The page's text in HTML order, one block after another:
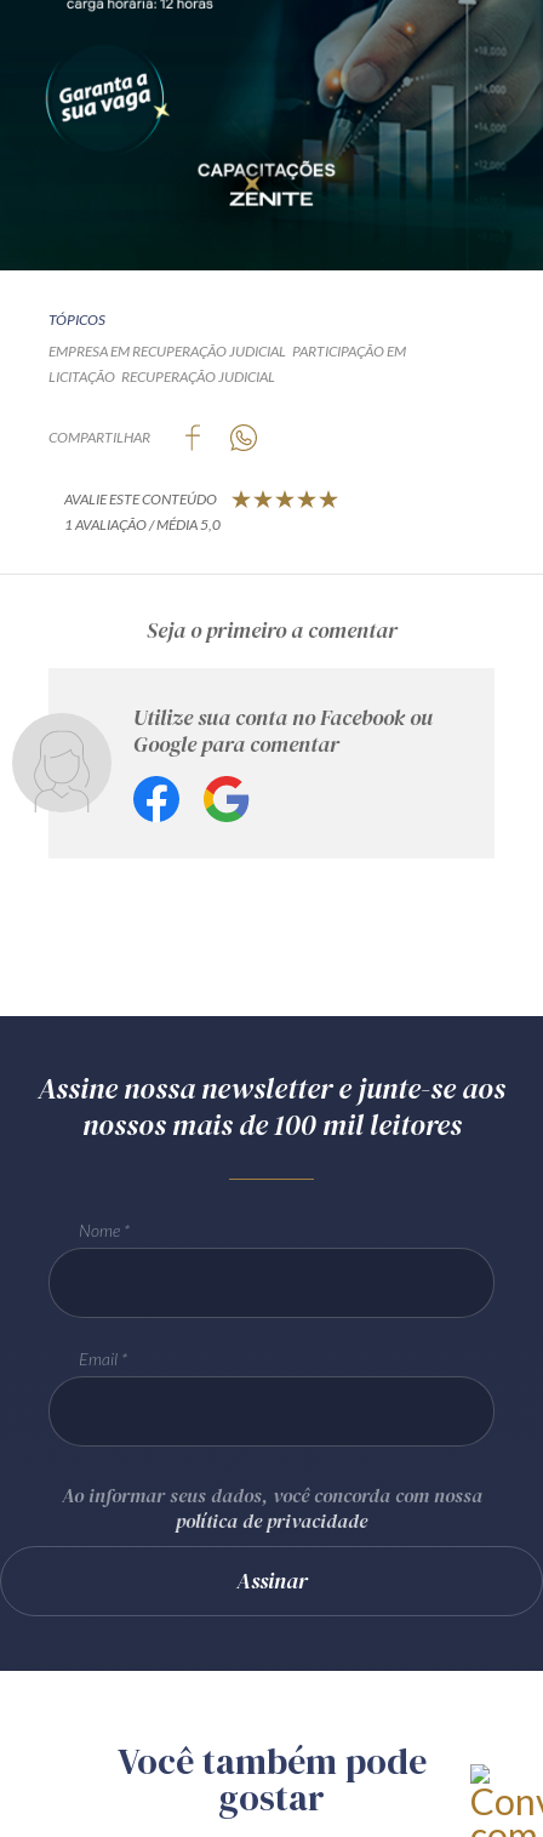
TÓPICOS
EMPRESA EM RECUPERAÇÃO JUDICIAL PARTICIPAÇÃO EM
LICITAÇÃO RECUPERAÇÃO JUDICIAL
COMPARTILHAR
AVALIE ESTE CONTEÚDO
1 AVALIAÇÃO / MÉDIA 5,0
Seja o primeiro a comentar
Utilize sua conta no Facebook ou
Google para comentar
Assine nossa newsletter e junte-se aos
nossos mais de 100 mil leitores
Nome
Email
Ao informar seus dados, você concorda com nossa
política de privacidade
Você também pode
gostar